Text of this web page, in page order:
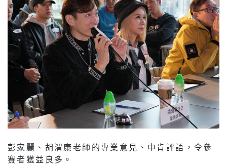
彭家麗、胡渭康老師的專業意見、中肯評語，令參
賽者獲益良多。